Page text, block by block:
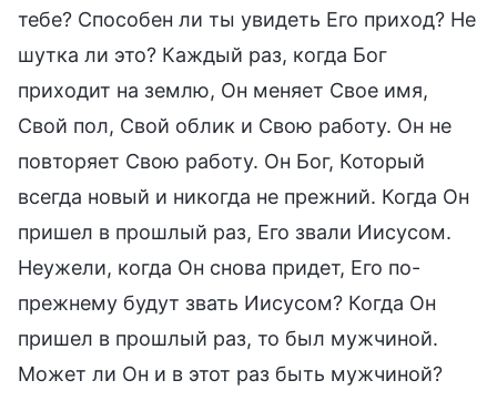
тебе? Способен ли ты увидеть Его приход? Не
шутка ли это? Каждый раз, когда Бог
приходит на землю, Он меняет Свое имя,
Свой пол, Свой облик и Свою работу. Он не
повторяет Свою работу. Он Бог, Который
всегда новый и никогда не прежний. Когда Он
пришел в прошлый раз, Его звали Иисусом.
Неужели, когда Он снова придет, Его по-
прежнему будут звать Иисусом? Когда Он
пришел в прошлый раз, то был мужчиной.
Может ли Он и в этот раз быть мужчиной?